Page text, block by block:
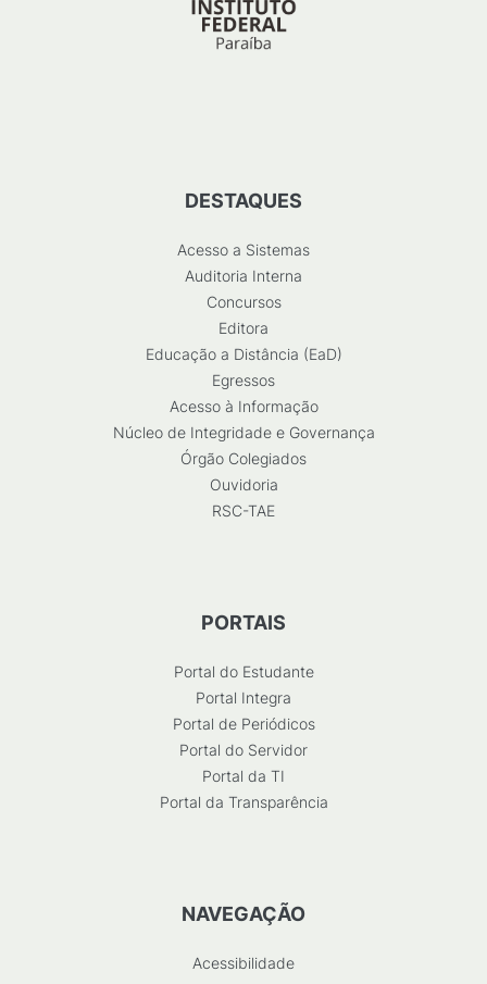
DESTAQUES
Acesso a Sistemas
Auditoria Interna
Concursos
Editora
Educação a Distância (EaD)
Egressos
Acesso à Informação
Núcleo de Integridade e Governança
Órgão Colegiados
Ouvidoria
RSC-TAE
PORTAIS
Portal do Estudante
Portal Integra
Portal de Periódicos
Portal do Servidor
Portal da TI
Portal da Transparência
NAVEGAÇÃO
Acessibilidade